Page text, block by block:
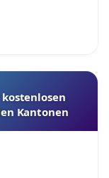
Kantonen